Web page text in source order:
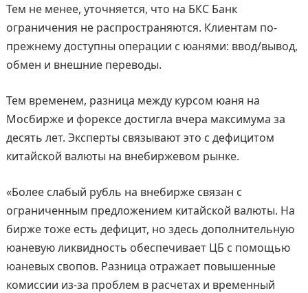
Тем не менее, уточняется, что на БКС Банк
ограничения не распространяются. Клиентам по-
прежнему доступны операции с юанями: ввод/вывод,
обмен и внешние переводы.
Тем временем, разница между курсом юаня на
Мосбирже и форексе достигла вчера максимума за
десять лет. Эксперты связывают это с дефицитом
китайской валюты на внебиржевом рынке.
«Более слабый рубль на внебирже связан с
ограниченным предложением китайской валюты. На
бирже тоже есть дефицит, но здесь дополнительную
юаневую ликвидность обеспечивает ЦБ с помощью
юаневых свопов. Разница отражает повышенные
комиссии из-за проблем в расчетах и временный